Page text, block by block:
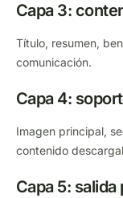
Capa 3:
Título, resumen,
comunicación.
Capa 4:
Imagen principal,
contenido
Capa 5: salida